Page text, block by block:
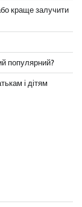
краще залучити
популярний?
і дітям